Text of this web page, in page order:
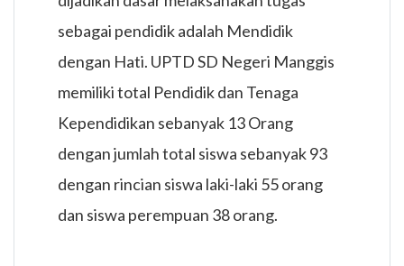
sebagai pendidik adalah Mendidik
dengan Hati. UPTD SD Negeri Manggis
memiliki total Pendidik dan Tenaga
Kependidikan sebanyak 13 Orang
dengan jumlah total siswa sebanyak 93
dengan rincian siswa laki-laki 55 orang
dan siswa perempuan 38 orang.